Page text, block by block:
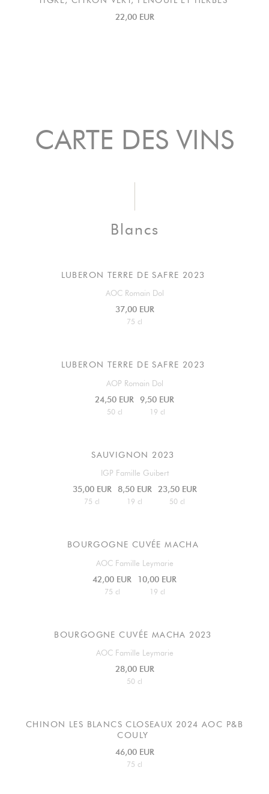
22,00 EUR
CARTE DES VINS
Blancs
LUBERON TERRE DE SAFRE 2023
AOC Romain Dol
37,00 EUR
75 cl
LUBERON TERRE DE SAFRE 2023
AOP Romain Dol
24,50 EUR
50 cl
9,50 EUR
19 cl
SAUVIGNON 2023
IGP Famille Guibert
35,00 EUR
75 cl
8,50 EUR
19 cl
23,50 EUR
50 cl
BOURGOGNE CUVÉE MACHA
AOC Famille Leymarie
42,00 EUR
75 cl
10,00 EUR
19 cl
BOURGOGNE CUVÉE MACHA 2023
AOC Famille Leymarie
28,00 EUR
50 cl
CHINON LES BLANCS CLOSEAUX 2024 AOC P&B
COULY
46,00 EUR
75 cl